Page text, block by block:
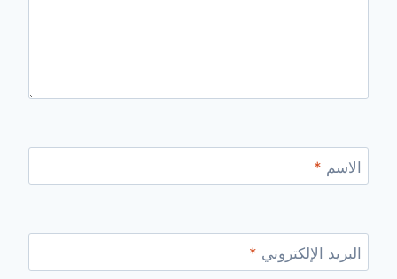
الاسم *
البريد الإلكتروني *